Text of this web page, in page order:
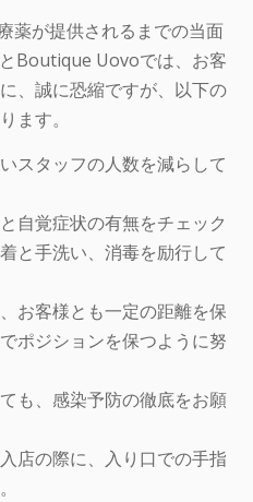
薬が提供されるまでの当面
Boutique Uovoでは、お客
、誠に恐縮ですが、以下の
ます。
スタッフの人数を減らして
自覚症状の有無をチェック
と手洗い、消毒を励行して
お客様とも一定の距離を保
ポジションを保つように努
も、感染予防の徹底をお願
店の際に、入り口での手指